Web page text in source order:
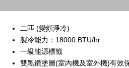
二匹 (變頻淨冷)
製冷能力：18000 BTU/hr
一級能源標籤
雙黑鑽塗層(室內機及室外機)有效